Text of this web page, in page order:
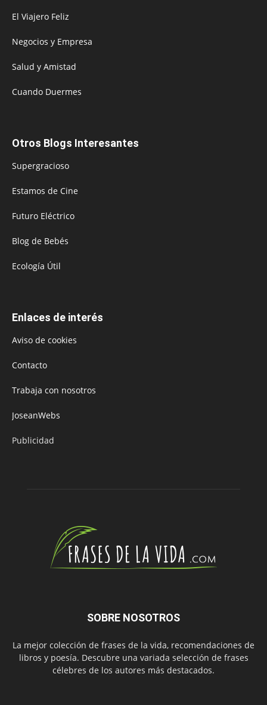
El Viajero Feliz
Negocios y Empresa
Salud y Amistad
Cuando Duermes
Otros Blogs Interesantes
Supergracioso
Estamos de Cine
Futuro Eléctrico
Blog de Bebés
Ecología Útil
Enlaces de interés
Aviso de cookies
Contacto
Trabaja con nosotros
JoseanWebs
Publicidad
SOBRE NOSOTROS
La mejor colección de frases de la vida, recomendaciones de
libros y poesía. Descubre una variada selección de frases
célebres de los autores más destacados.